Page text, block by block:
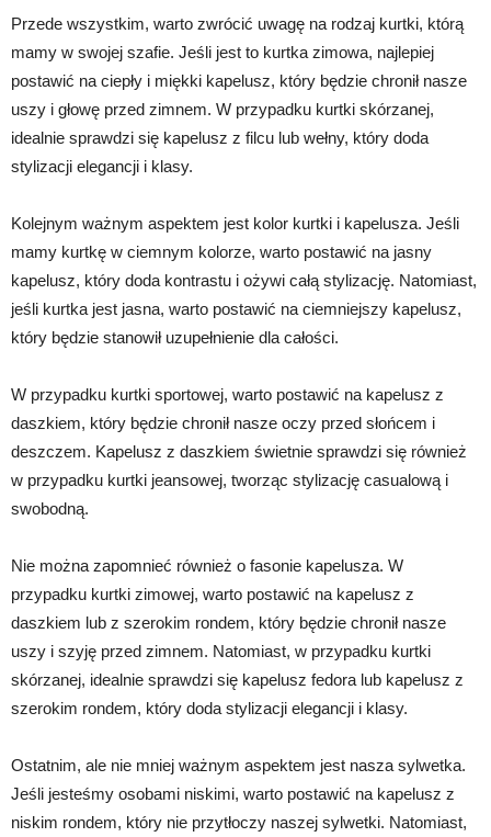
Przede wszystkim, warto zwrócić uwagę na rodzaj kurtki, którą
mamy w swojej szafie. Jeśli jest to kurtka zimowa, najlepiej
postawić na ciepły i miękki kapelusz, który będzie chronił nasze
uszy i głowę przed zimnem. W przypadku kurtki skórzanej,
idealnie sprawdzi się kapelusz z filcu lub wełny, który doda
stylizacji elegancji i klasy.
Kolejnym ważnym aspektem jest kolor kurtki i kapelusza. Jeśli
mamy kurtkę w ciemnym kolorze, warto postawić na jasny
kapelusz, który doda kontrastu i ożywi całą stylizację. Natomiast,
jeśli kurtka jest jasna, warto postawić na ciemniejszy kapelusz,
który będzie stanowił uzupełnienie dla całości.
W przypadku kurtki sportowej, warto postawić na kapelusz z
daszkiem, który będzie chronił nasze oczy przed słońcem i
deszczem. Kapelusz z daszkiem świetnie sprawdzi się również
w przypadku kurtki jeansowej, tworząc stylizację casualową i
swobodną.
Nie można zapomnieć również o fasonie kapelusza. W
przypadku kurtki zimowej, warto postawić na kapelusz z
daszkiem lub z szerokim rondem, który będzie chronił nasze
uszy i szyję przed zimnem. Natomiast, w przypadku kurtki
skórzanej, idealnie sprawdzi się kapelusz fedora lub kapelusz z
szerokim rondem, który doda stylizacji elegancji i klasy.
Ostatnim, ale nie mniej ważnym aspektem jest nasza sylwetka.
Jeśli jesteśmy osobami niskimi, warto postawić na kapelusz z
niskim rondem, który nie przytłoczy naszej sylwetki. Natomiast,